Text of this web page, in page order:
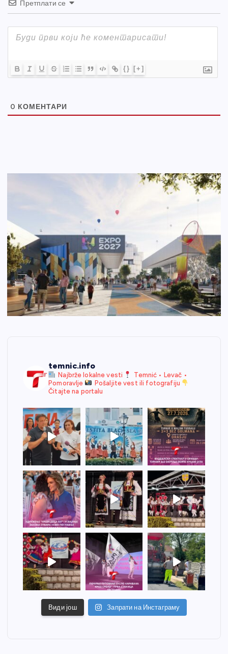
Претплати се
{} [+]
0 КОМЕНТАРИ
temnic.info
Najbrže lokalne vesti
Temnić • Levač •
Pomoravlje
Pošaljite vest ili fotografiju
Čitajte na portalu
Види још Запрати на Инстаграму